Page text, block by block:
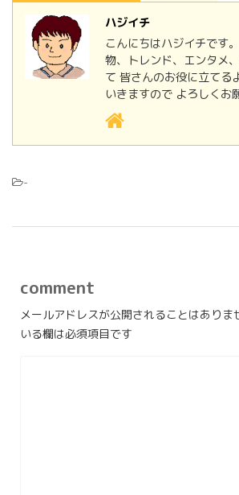
ハジイチ
こんにちはハジイチです
物、トレンド、エンタメ
て 皆さんのお役に立てる
いきますので よろしくお
-
comment
メールアドレスが公開されることはありま
いる欄は必須項目です